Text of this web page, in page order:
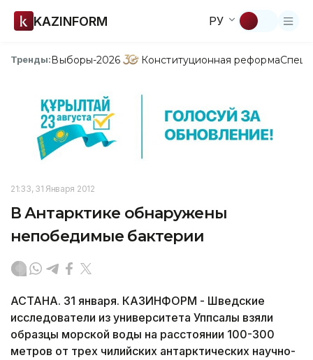
KAZINFORM РУ
Тренды:Выборы-2026 Конституционная реформа
21:33, 31 Января 2012
В Антарктике обнаружены
непобедимые бактерии
АСТАНА. 31 января. КАЗИНФОРМ - Шведские
исследователи из университета Уппсалы взяли
образцы морской воды на расстоянии 100-300
метров от трех чилийских антарктических научно-